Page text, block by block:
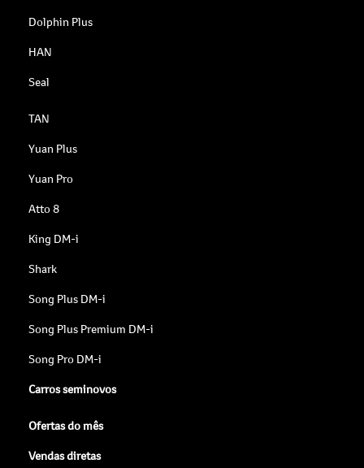
Dolphin Plus
HAN
Seal
TAN
Yuan Plus
Yuan Pro
Atto 8
King DM-i
Shark
Song Plus DM-i
Song Plus Premium DM-i
Song Pro DM-i
Carros seminovos
Ofertas do mês
Vendas diretas